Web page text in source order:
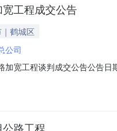
工程成交公告
鹤城区
公司
加宽工程谈判成交公告公告
应商库抽取（√）采购人、专
路工程